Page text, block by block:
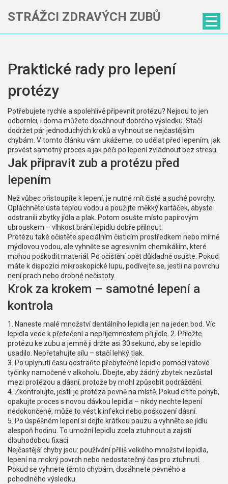
STRÁŽCI ZDRAVÝCH ZUBŮ
Praktické rady pro lepení
protézy
Potřebujete rychle a spolehlivě připevnit protézu? Nejsou to jen
odborníci, i doma můžete dosáhnout dobrého výsledku. Stačí
dodržet pár jednoduchých kroků a vyhnout se nejčastějším
chybám. V tomto článku vám ukážeme, co udělat před lepením, jak
provést samotný proces a jak péči po lepení zvládnout bez stresu.
Jak připravit zub a protézu před
lepením
Než vůbec přistoupíte k lepení, je nutné mít čisté a suché povrchy.
Opláchněte ústa teplou vodou a použijte měkký kartáček, abyste
odstranili zbytky jídla a plak. Potom osušte místo papírovým
ubrouskem – vlhkost brání lepidlu dobře přilnout.
Protézu také očistěte speciálním čisticím prostředkem nebo mírně
mýdlovou vodou, ale vyhněte se agresivním chemikáliím, které
mohou poškodit materiál. Po očištění opět důkladně osušte. Pokud
máte k dispozici mikroskopické lupu, podívejte se, jestli na povrchu
není prach nebo drobné nečistoty.
Krok za krokem – samotné lepení a
kontrola
1. Naneste malé množství dentálního lepidla jen na jeden bod. Víc
lepidla vede k přetečení a nepříjemnostem při jídle. 2. Přiložte
protézu ke zubu a jemně ji držte asi 30 sekund, aby se lepidlo
usadilo. Nepřetahujte sílu – stačí lehký tlak.
3. Po uplynutí času odstraňte přebytečné lepidlo pomocí vatové
tyčinky namočené v alkoholu. Dbejte, aby žádný zbytek nezůstal
mezi protézou a dásní, protože by mohl způsobit podráždění.
4. Zkontrolujte, jestli je protéza pevně na místě. Pokud cítíte pohyb,
opakujte proces s novou dávkou lepidla – nikdy nechte lepení
nedokončené, může to vést k infekci nebo poškození dásní.
5. Po úspěšném lepení si dejte krátkou pauzu a vyhněte se jídlu
alespoň hodinu. To umožní lepidlu zcela ztuhnout a zajistí
dlouhodobou fixaci.
Nejčastější chyby jsou: používání příliš velkého množství lepidla,
lepení na mokrý povrch nebo nedostatečný čas pro ztuhnutí.
Pokud se vyhnete těmto chybám, dosáhnete pevného a
pohodlného výsledku.